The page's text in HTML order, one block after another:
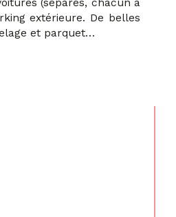
(séparés, chacun a
extérieure. De belles
et parquet…